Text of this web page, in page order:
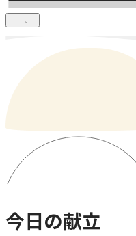
今日の献立